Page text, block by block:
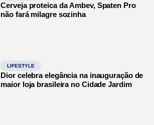
Cerveja proteica da Ambev, Spaten Pro
não fará milagre sozinha
LIFESTYLE
Dior celebra elegância na inauguração de
maior loja brasileira no Cidade Jardim